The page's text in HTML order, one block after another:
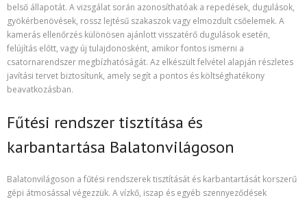
belső állapotát. A vizsgálat során azonosíthatóak a repedések, dugulások,
gyökérbenövések, rossz lejtésű szakaszok vagy elmozdult csőelemek. A
kamerás ellenőrzés különösen ajánlott visszatérő dugulások esetén,
felújítás előtt, vagy új tulajdonosként, amikor fontos ismerni a
csatornarendszer megbízhatóságát. Az elkészült felvétel alapján részletes
javítási tervet biztosítunk, amely segít a pontos és költséghatékony
beavatkozásban.
Fűtési rendszer tisztítása és
karbantartása Balatonvilágoson
Balatonvilágoson a fűtési rendszerek tisztítását és karbantartását korszerű
gépi átmosással végezzük. A vízkő, iszap és egyéb szennyeződések